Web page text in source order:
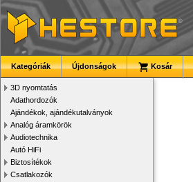
Kategóriák Újdonságok Kosár
3D nyomtatás
Adathordozók
Ajándékok, ajándékutalványok
Analóg áramkörök
Audiotechnika
Autó HiFi
Biztosítékok
Csatlakozók